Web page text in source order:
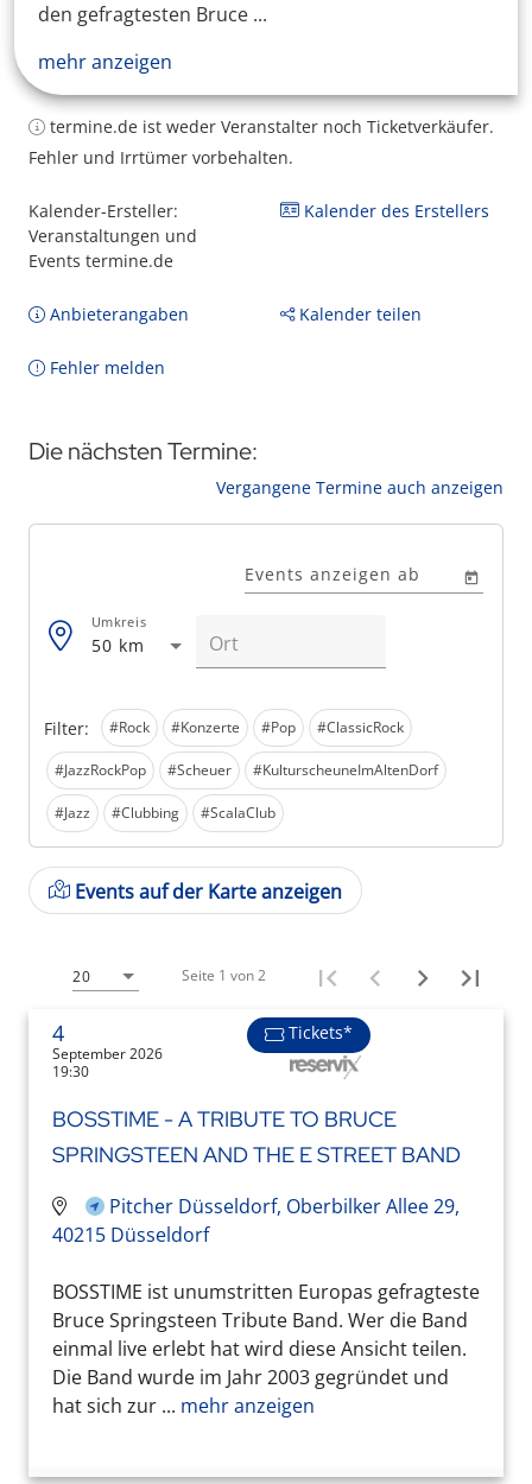
den gefragtesten Bruce ...
mehr anzeigen
termine.de ist weder Veranstalter noch Ticketverkäufer.
Fehler und Irrtümer vorbehalten.
Kalender-Ersteller:
Veranstaltungen und
Events termine.de
Kalender des Erstellers
Anbieterangaben Kalender teilen
Fehler melden
Die nächsten Termine:
Vergangene Termine auch anzeigen
Filter: #Rock #Konzerte #Pop #ClassicRock
#JazzRockPop #Scheuer #KulturscheuneImAltenDorf
#Jazz #Clubbing #ScalaClub
Events anzeigen ab
50 km
Umkreis
Events auf der Karte anzeigen
20 Seite 1 von 2
4
September 2026
19:30
Tickets*
BOSSTIME - A TRIBUTE TO BRUCE
SPRINGSTEEN AND THE E STREET BAND
Pitcher Düsseldorf, Oberbilker Allee 29,
40215 Düsseldorf
BOSSTIME ist unumstritten Europas gefragteste
Bruce Springsteen Tribute Band. Wer die Band
einmal live erlebt hat wird diese Ansicht teilen.
Die Band wurde im Jahr 2003 gegründet und
hat sich zur ... mehr anzeigen